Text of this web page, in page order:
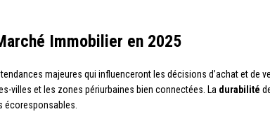
Immobilier en 2025
majeures qui influenceront les décisions d’achat et de
villes et les zones périurbaines bien connectées. La durabilité
écoresponsables.